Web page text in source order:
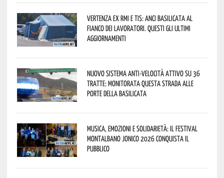
Vertenza ex RMI e TIS: ANCI Basilicata al
fianco dei lavoratori. Questi gli ultimi
aggiornamenti
Nuovo sistema anti-velocità attivo su 36
tratte: monitorata questa strada alle
porte della Basilicata
Musica, emozioni e solidarietà: il Festival
Montalbano Jonico 2026 conquista il
pubblico